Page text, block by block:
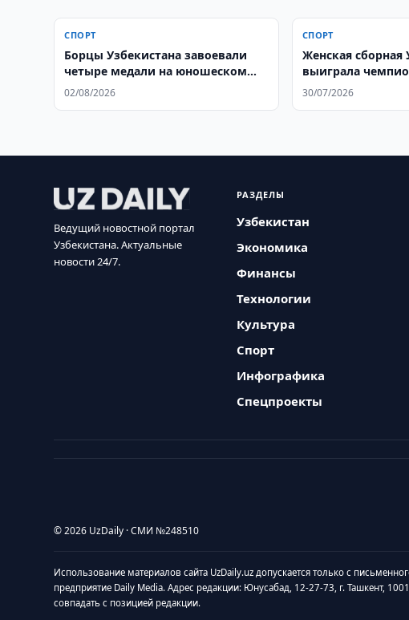
СПОРТ
Борцы Узбекистана завоевали
четыре медали на юношеском
чемпионате мира
02/08/2026
СПОРТ
Женская сборная
выиграла
30/07/2026
Ведущий новостной портал
Узбекистана. Актуальные
новости 24/7.
РАЗДЕЛЫ
Узбекистан
Экономика
Финансы
Технологии
Культура
Спорт
Инфографика
Спецпроекты
© 2026 UzDaily · СМИ №248510
Использование материалов сайта UzDaily.uz допускается только с
предприятие Daily Media. Адрес редакции: Юнусабад, 12-27-73, г. Ташкент,
совпадать с позицией редакции.